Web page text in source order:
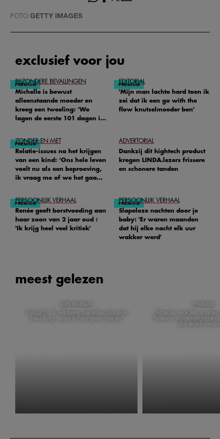
FOTO GETTY IMAGES
exclusief voor jou
BIJZONDERE BEVALLINGEN
Michelle is bewust
alleenstaande moeder en
kreeg een tweeling: ‘We
lagen de eerste 101 dagen in
EDITORIAL
'Mijn man lachte hard toen ik
zei dat ik een go with the
flow knutselmoeder ben'
ZONDER EN MET
Relatie-issues na het krijgen
van een kind: ‘Ons hele leven
voelt nu als een beproeving,
ik vraag me of we het gaan
ADVERTORIAL
Dankzij dit hightech product
kregen LINDA.lezers frissere
en schonere tanden
PERSOONLIJK VERHAAL
Renée geeft borstvoeding aan
haar zoon van 2 jaar oud :
'Ik krijg heel veel kritiek'
PERSOONLIJK VERHAAL
Slapeloze nachten door je
baby: 'Er waren maanden
dat hij elke nacht elk uur
wakker werd'
meest gelezen
LOÏS IGLESIAS
Loïs (25): 'Ik wil geen pijnstilling bij mijn
bevalling, want ik ben geen pieper'
PODCAST
'Moeder worden zonder
Bosman maakt podcast
dat steeds